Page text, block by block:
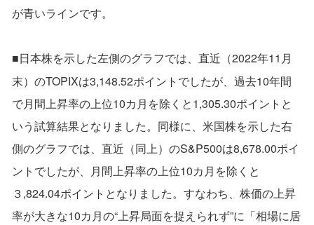
が青いラインです。
■日本株を示した左側のグラフでは、直近（2022年11月
末）のTOPIXは3,148.52ポイントでしたが、過去10年間
で月間上昇率の上位10カ月を除くと1,305.30ポイントと
いう試算結果となりました。同様に、米国株を示した右
側のグラフでは、直近（同上）のS&P500は8,678.00ポイ
ントでしたが、月間上昇率の上位10カ月を除くと
３,824.04ポイントとなりました。すなわち、株価の上昇
率が大きな10カ月の“上昇局面を捉えられず”に「相場に居